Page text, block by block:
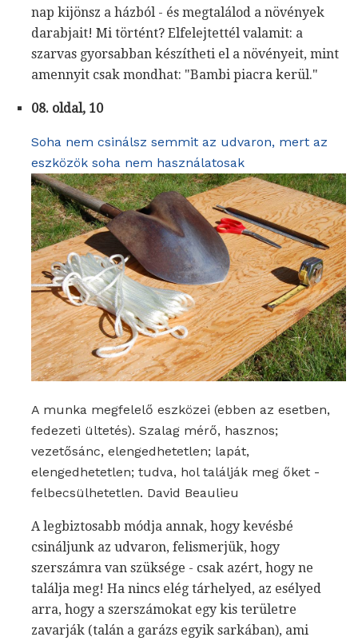
nap kijönsz a házból - és megtalálod a növények
darabjait! Mi történt? Elfelejtettél valamit: a
szarvas gyorsabban készítheti el a növényeit, mint
amennyit csak mondhat: "Bambi piacra kerül."
08. oldal, 10
Soha nem csinálsz semmit az udvaron, mert az
eszközök soha nem használatosak
A munka megfelelő eszközei (ebben az esetben,
fedezeti ültetés). Szalag mérő, hasznos;
vezetősánc, elengedhetetlen; lapát,
elengedhetetlen; tudva, hol találják meg őket -
felbecsülhetetlen. David Beaulieu
A legbiztosabb módja annak, hogy kevésbé
csináljunk az udvaron, felismerjük, hogy
szerszámra van szüksége - csak azért, hogy ne
találja meg! Ha nincs elég tárhelyed, az esélyed
arra, hogy a szerszámokat egy kis területre
zavarják (talán a garázs egyik sarkában), ami